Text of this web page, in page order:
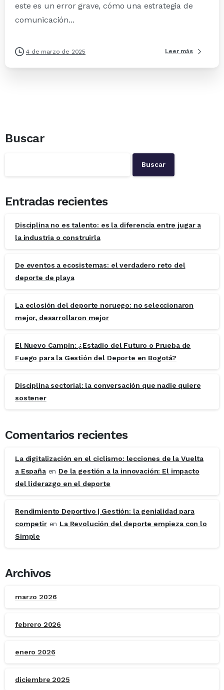
este es un error grave, cómo una estrategia de
comunicación...
4 de marzo de 2025 Leer más
Buscar
Buscar
Entradas recientes
Disciplina no es talento: es la diferencia entre jugar a
la industria o construirla
De eventos a ecosistemas: el verdadero reto del
deporte de playa
La eclosión del deporte noruego: no seleccionaron
mejor, desarrollaron mejor
El Nuevo Campín: ¿Estadio del Futuro o Prueba de
Fuego para la Gestión del Deporte en Bogotá?
Disciplina sectorial: la conversación que nadie quiere
sostener
Comentarios recientes
La digitalización en el ciclismo: lecciones de la Vuelta
a Españaen De la gestión a la innovación: El impacto
del liderazgo en el deporte
Rendimiento Deportivo | Gestión: la genialidad para
competiren La Revolución del deporte empieza con lo
Simple
Archivos
marzo 2026
febrero 2026
enero 2026
diciembre 2025